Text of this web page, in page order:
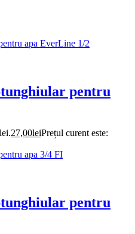
pentru
27,00leiPrețul curent este:
pentru